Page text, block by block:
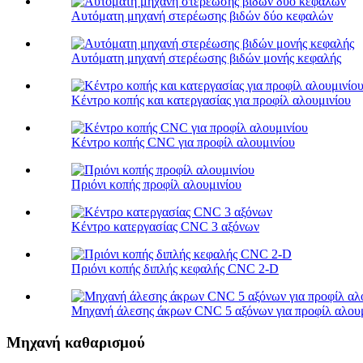
Αυτόματη μηχανή στερέωσης βιδών δύο κεφαλών
Αυτόματη μηχανή στερέωσης βιδών μονής κεφαλής
Κέντρο κοπής και κατεργασίας για προφίλ αλουμινίου
Κέντρο κοπής CNC για προφίλ αλουμινίου
Πριόνι κοπής προφίλ αλουμινίου
Κέντρο κατεργασίας CNC 3 αξόνων
Πριόνι κοπής διπλής κεφαλής CNC 2-D
Μηχανή άλεσης άκρων CNC 5 αξόνων για προφίλ
Μηχανή καθαρισμού